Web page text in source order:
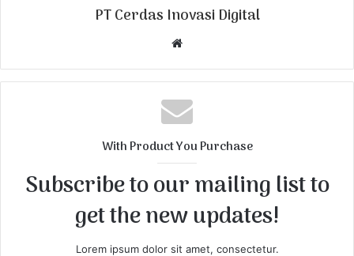
PT Cerdas Inovasi Digital
b
s
i
With Product You Purchase
Subscribe to our mailing list to
get the new updates!
Lorem ipsum dolor sit amet, consectetur.